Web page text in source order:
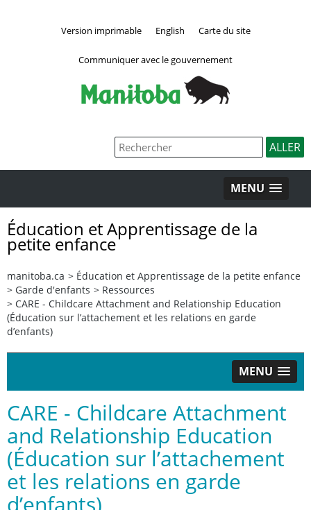
Version imprimable English Carte du site
Communiquer avec le gouvernement
MENU
Éducation et Apprentissage de la
petite enfance
manitoba.ca > Éducation et Apprentissage de la petite enfance
> Garde d'enfants > Ressources
> CARE - Childcare Attachment and Relationship Education
(Éducation sur l’attachement et les relations en garde
d’enfants)
MENU
CARE - Childcare Attachment
and Relationship Education
(Éducation sur l’attachement
et les relations en garde
d’enfants)